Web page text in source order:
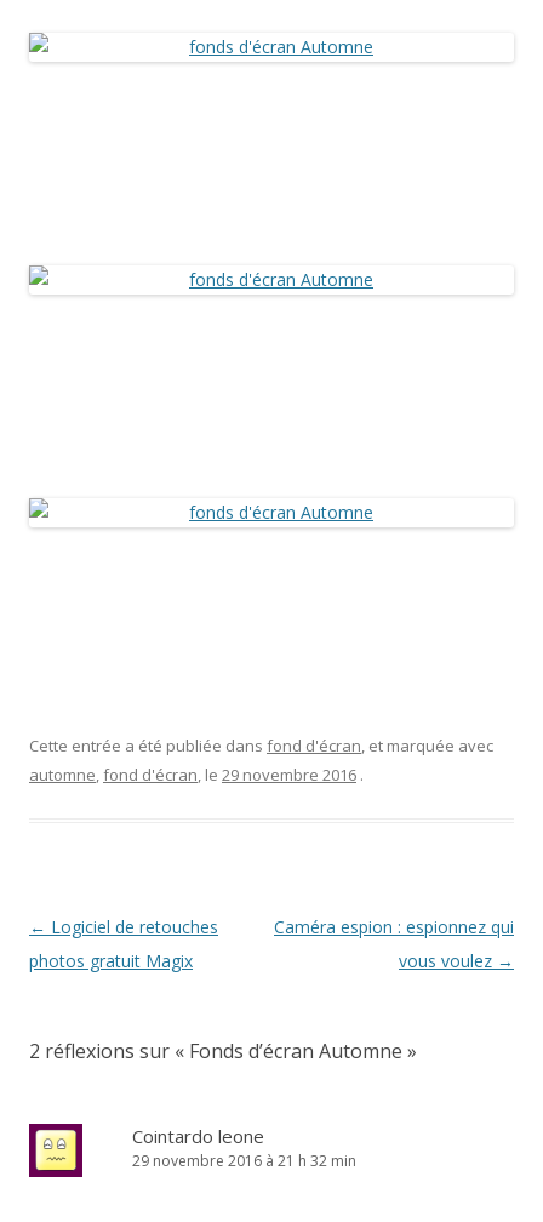
Cette entrée a été publiée dans fond d'écran, et marquée avec
automne,fond d'écran, le 29 novembre 2016 .
Navigation
des
← Logiciel de retouches
photos gratuit Magix
Caméra espion : espionnez qui
vous voulez →
2 réflexions sur « Fonds d’écran Automne »
Cointardo leone
29 novembre 2016 à 21 h 32 min